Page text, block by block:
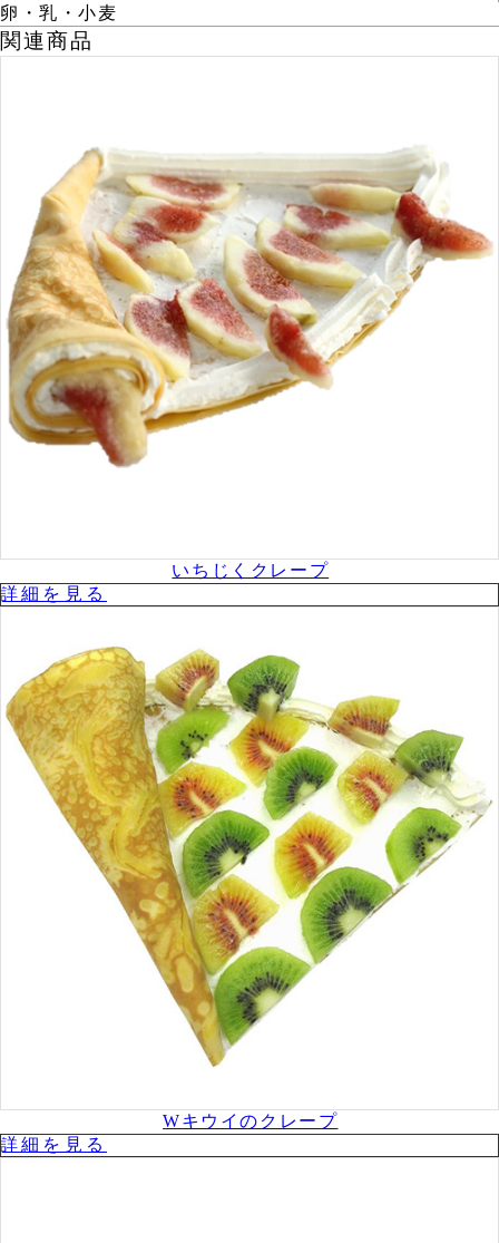
卵・乳・小麦
関連商品
いちじくクレープ
詳細を⾒る
Wキウイのクレープ
詳細を⾒る